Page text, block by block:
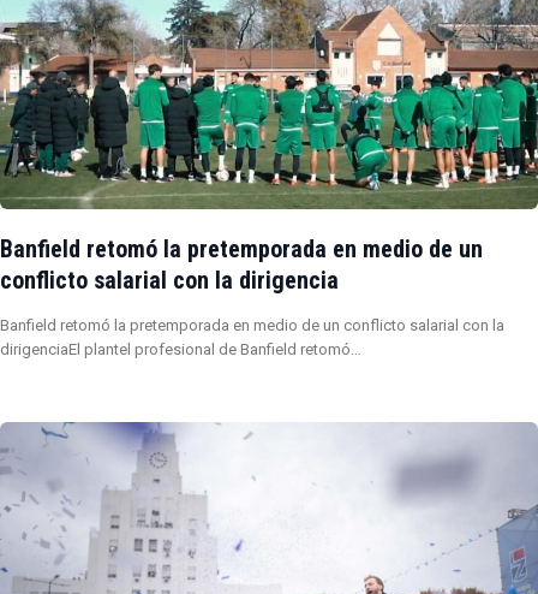
Banfield retomó la pretemporada en medio de un
conflicto salarial con la dirigencia
Banfield retomó la pretemporada en medio de un conflicto salarial con la
dirigenciaEl plantel profesional de Banfield retomó…